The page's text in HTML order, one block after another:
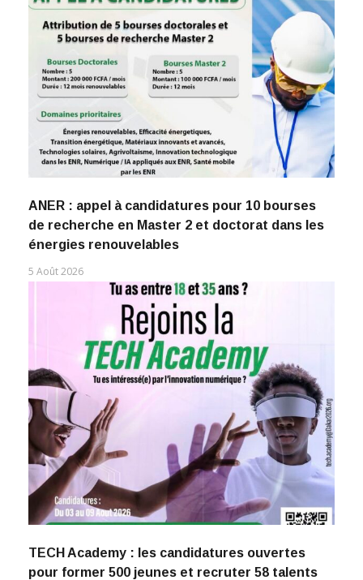
ANER : appel à candidatures pour 10 bourses
de recherche en Master 2 et doctorat dans les
énergies renouvelables
5 Août 2026
TECH Academy : les candidatures ouvertes
pour former 500 jeunes et recruter 58 talents